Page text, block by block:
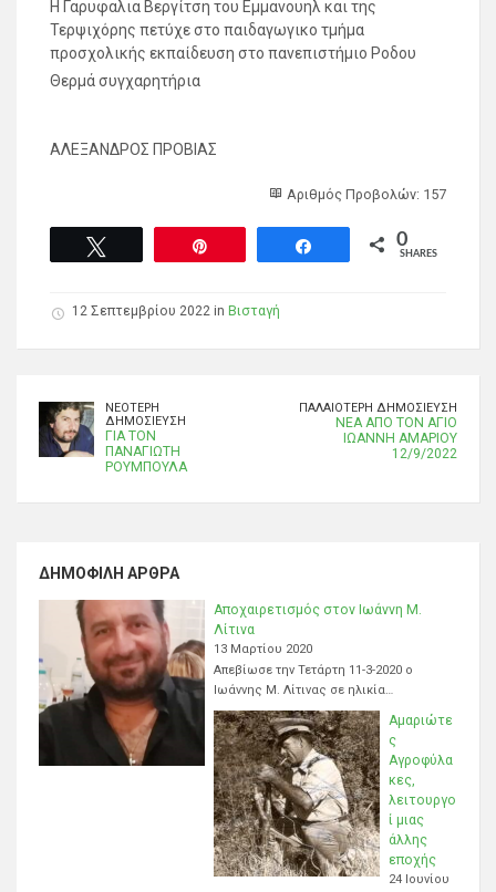
Η Γαρυφαλια Βεργίτση του Εμμανουηλ και της
Τερψιχόρης πετύχε στο παιδαγωγικο τμήμα
προσχολικής εκπαίδευση στο πανεπιστήμιο Ροδου
Θερμά συγχαρητήρια
ΑΛΕΞΑΝΔΡΟΣ ΠΡΟΒΙΑΣ
Αριθμός Προβολών: 157
0
SHARES
12 Σεπτεμβρίου 2022 in Βισταγή
ΝΕΌΤΕΡΗ
ΔΗΜΟΣΊΕΥΣΗ
ΓΙΑ ΤΟΝ
ΠΑΝΑΓΙΩΤΗ
ΡΟΥΜΠΟΥΛΑ
ΠΑΛΑΙΌΤΕΡΗ ΔΗΜΟΣΊΕΥΣΗ
ΝΕΑ ΑΠΟ ΤΟΝ ΑΓΙΟ
ΙΩΑΝΝΗ ΑΜΑΡΙΟΥ
12/9/2022
ΔΗΜΟΦΙΛΉ ΆΡΘΡΑ
Αποχαιρετισμός στον Ιωάννη Μ.
Λίτινα
13 Μαρτίου 2020
Απεβίωσε την Τετάρτη 11-3-2020 ο
Ιωάννης Μ. Λίτινας σε ηλικία…
Αμαριώτε
ς
Αγροφύλα
κες,
λειτουργο
ί μιας
άλλης
εποχής
24 Ιουνίου